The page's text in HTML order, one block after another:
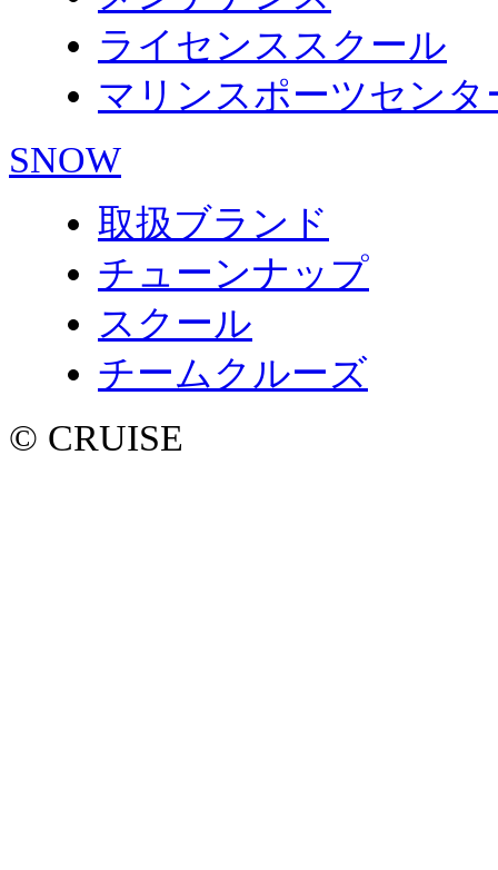
ライセンススクール
マリンスポーツセンタ
SNOW
取扱ブランド
チューンナップ
スクール
チームクルーズ
© CRUISE